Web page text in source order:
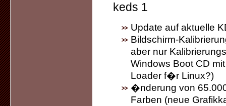
keds 1
Update auf aktuelle
Bildschirm-
aber nur
Windows Boot CD
Loader f�r Linux?)
�nderung von
Farben (neue